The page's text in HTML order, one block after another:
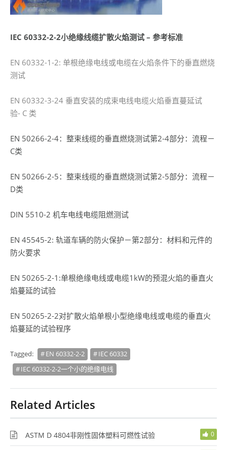
IEC 60332-2-2小绝缘线缆扩散火焰测试 – 参考标准
EN 60332-1-2: 单根绝缘电线或电缆在火焰条件下的垂直燃烧
测试
EN 60332-3-24 垂直安装的成束电线电缆火焰垂直蔓延试
验- C 类
EN 50266-2-4：整束线缆的垂直燃烧测试第2-4部分：流程－
C类
EN 50266-2-5：整束线缆的垂直燃烧测试第2-5部分：流程－
D类
DIN 5510-2 机车电线电缆阻燃测试
EN 45545-2: 轨道车辆的防火保护－第2部分：材料和元件的
防火要求
EN 50265-2-1:单根绝缘电线或电缆1kW的预混火焰的垂直火
焰蔓延的试验
EN 50265-2-2对扩散火焰单根小型绝缘电线或电缆的垂直火
焰蔓延的试验程序
Tagged: EN 60332-2-2
IEC 60332
IEC 60332-2-2一个小的绝缘电线
Related Articles
ASTM D 4804非刚性固体塑料可燃性试验 0